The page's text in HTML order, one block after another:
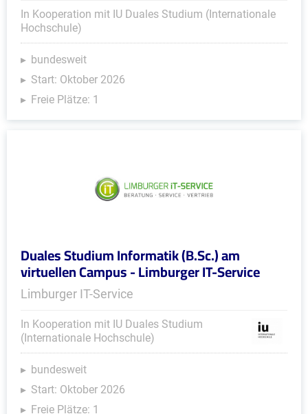
In Kooperation mit IU Duales Studium (Internationale
Hochschule)
bundesweit
Start: Oktober 2026
Freie Plätze: 1
Duales Studium Informatik (B.Sc.) am
virtuellen Campus - Limburger IT-Service
Limburger IT-Service
In Kooperation mit IU Duales Studium
(Internationale Hochschule)
bundesweit
Start: Oktober 2026
Freie Plätze: 1